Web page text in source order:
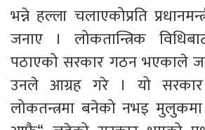
भन्ने हल्ला चलाएकोप्रति
जनाए । लोकतान्त्रिक
पठाएको सरकार गठन भएकाले
उनले आग्रह गरे । यो
लोकतन्त्रमा बनेको नभइ मुलुकमा